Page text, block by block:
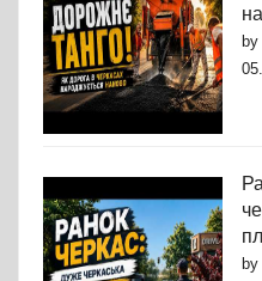
by
by